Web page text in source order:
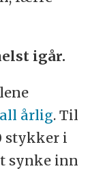
igår.
årlig. Til
stykker i
synke inn